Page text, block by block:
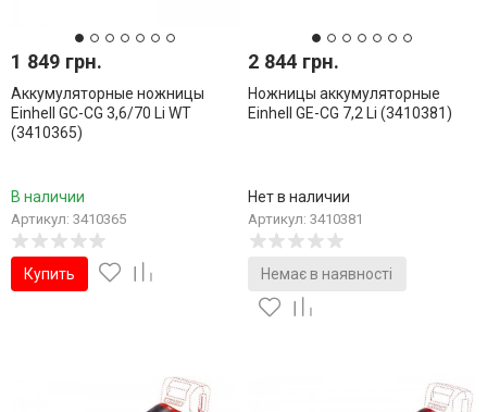
1 849 грн.
Аккумуляторные ножницы
Einhell GC-CG 3,6/70 Li WT
(3410365)
В наличии
Артикул: 3410365
Купить
2 844 грн.
Ножницы аккумуляторные
Einhell GE-CG 7,2 Li (3410381)
Нет в наличии
Артикул: 3410381
Немає в наявності